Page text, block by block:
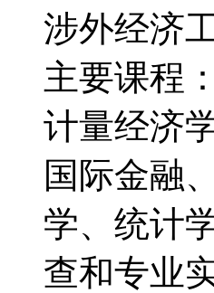
涉外经
主要课程
计量经济
国际金融
学、统计
查和专业